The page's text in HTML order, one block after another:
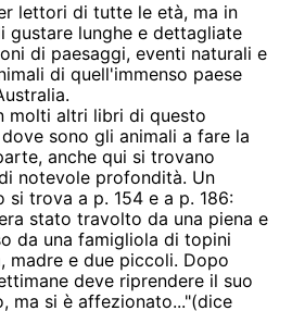
lettori di tutte le età, ma in
gustare lunghe e dettagliate
di paesaggi, eventi naturali e
di quell'immenso paese
molti altri libri di questo
sono gli animali a fare la
anche qui si trovano
notevole profondità. Un
si trova a p. 154 e a p. 186:
stato travolto da una piena e
da una famigliola di topini
madre e due piccoli. Dopo
deve riprendere il suo
ma si è affezionato..."(dice